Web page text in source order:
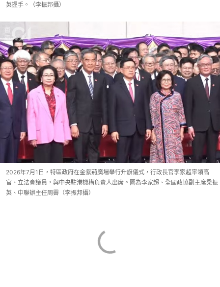
英握手。（李振邦攝）
2026年7月1日，特區政府在金紫荊廣場舉行升旗儀式，行政長官李家超率領高
官、立法會議員，與中央駐港機構負責人出席。圖為李家超、全國政協副主席梁振
英、中聯辦主任周霽（李振邦攝）